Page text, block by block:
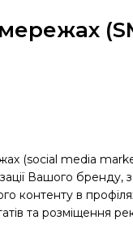
(social media
Вашого
контенту в
та розміщення